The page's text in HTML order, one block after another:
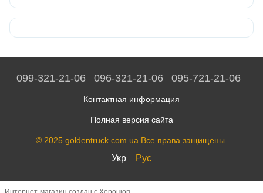
099-321-21-06 096-321-21-06 095-721-21-06
Контактная информация
Полная версия сайта
© 2025 goldentruck.com.ua Все права защищены.
Укр Рус